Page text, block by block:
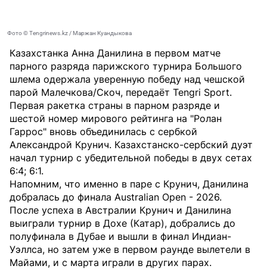
Фото © Tengrinews.kz / Маржан Куандыкова
Казахстанка Анна Данилина в первом матче
парного разряда парижского турнира Большого
шлема одержала уверенную победу над чешской
парой Малечкова/Скоч, передаёт Tengri Sport.
Первая ракетка страны в парном разряде и
шестой номер мирового рейтинга на "Ролан
Гаррос" вновь объединилась с сербкой
Александрой Крунич. Казахстанско-сербский дуэт
начал турнир с убедительной победы в двух сетах
6:4; 6:1.
Напомним, что именно в паре с Крунич, Данилина
добралась до финала Australian Open - 2026.
После успеха в Австралии Крунич и Данилина
выиграли турнир в Дохе (Катар), добрались до
полуфинала в Дубае и вышли в финал Индиан-
Уэллса, но затем уже в первом раунде вылетели в
Майами, и с марта играли в других парах.